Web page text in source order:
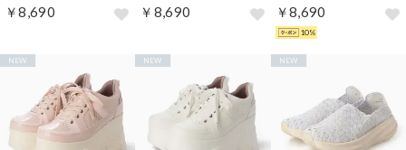
￥8,690 ￥8,690 ￥8,690
10%
NEW NEW NEW